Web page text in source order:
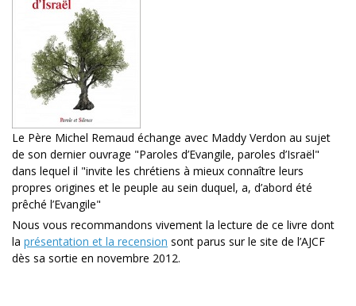
Le Père Michel Remaud échange avec Maddy Verdon au sujet
de son dernier ouvrage "Paroles d’Evangile, paroles d’Israël"
dans lequel il "invite les chrétiens à mieux connaître leurs
propres origines et le peuple au sein duquel, a, d’abord été
prêché l’Evangile"
Nous vous recommandons vivement la lecture de ce livre dont
la présentation et la recension sont parus sur le site de l’AJCF
dès sa sortie en novembre 2012.